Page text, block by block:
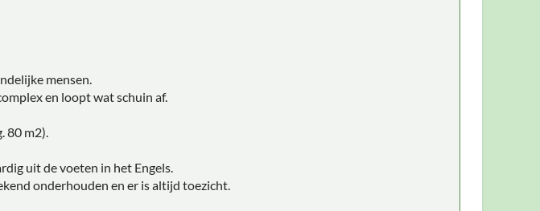
mensen.
en loopt wat schuin af.
80 m2).
uit de voeten in het Engels.
onderhouden en er is altijd toezicht.